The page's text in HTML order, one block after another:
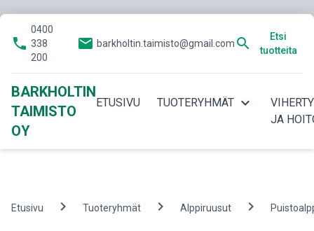
phone
0400
338
200
email barkholtin.taimisto@gmail.com search
Etsi
tuotteita
BARKHOLTIN
TAIMISTO
OY
ETUSIVU TUOTERYHMÄT expand_more
JA
Etusivu chevron_right Tuoteryhmät chevron_right Alppiruusut chevron_right